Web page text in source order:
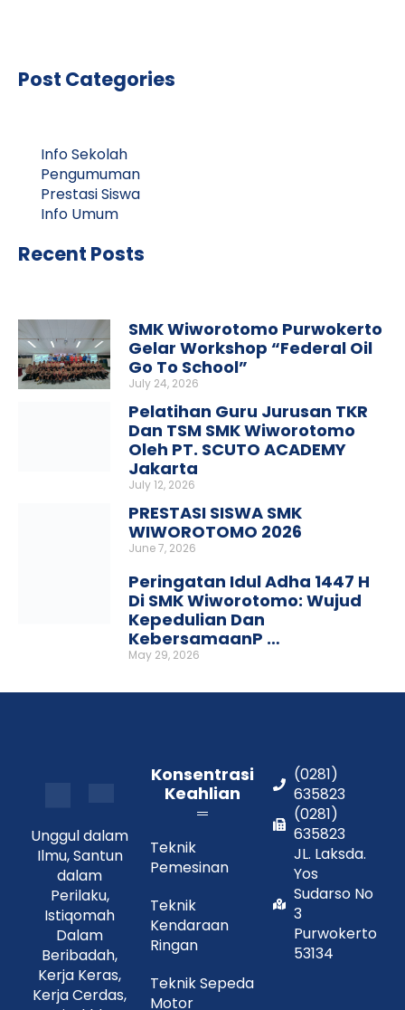
Post Categories
Info Sekolah
Pengumuman
Prestasi Siswa
Info Umum
Recent Posts
SMK Wiworotomo Purwokerto
Gelar Workshop “Federal Oil
Go To School”
July 24, 2026
Pelatihan Guru Jurusan TKR
Dan TSM SMK Wiworotomo
Oleh PT. SCUTO ACADEMY
Jakarta
July 12, 2026
PRESTASI SISWA SMK
WIWOROTOMO 2026
June 7, 2026
Peringatan Idul Adha 1447 H
Di SMK Wiworotomo: Wujud
Kepedulian Dan
KebersamaanP …
May 29, 2026
Unggul dalam
Ilmu, Santun
dalam
Perilaku,
Istiqomah
Dalam
Beribadah,
Kerja Keras,
Kerja Cerdas,
Konsentrasi
Keahlian
Teknik
Pemesinan
Teknik
Kendaraan
Ringan
Teknik Sepeda
Motor
(0281)
635823
(0281)
635823
JL. Laksda.
Yos
Sudarso No
3
Purwokerto
53134